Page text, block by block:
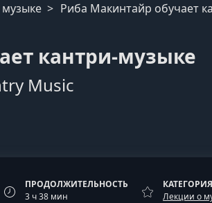
музыке Риба Макинтайр обучает
кантри-музыке
Music
ПРОДОЛЖИТЕЛЬНОСТЬ
3 ч 38 мин
КАТЕГОРИЯ
Лекции о